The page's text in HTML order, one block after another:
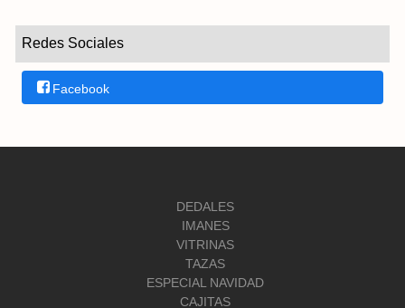
Redes Sociales
Facebook
DEDALES
IMANES
VITRINAS
TAZAS
ESPECIAL NAVIDAD
CAJITAS